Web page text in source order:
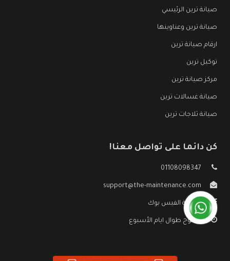
صيانة ترين الرئيسي
صيانة ترين وعناوينها
ارقام صيانة ترين
توكيل ترين
مركز صيانة ترين
صيانة غسالات ترين
صيانة ثلاجات ترين
كن دائما على تواصل معنا!
01108098347
support@the-maintenance.com
صفحة الفيس بوك
مفتوح طوال ايام الأسبوع